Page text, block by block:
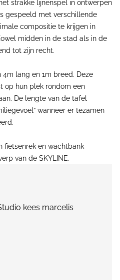
strakke lijnenspel in ontwerpen
gespeeld met verschillende
compositie te krijgen in
midden in de stad als in de
tot zijn recht.
4m lang en 1m breed. Deze
op hun plek rondom een
De lengte van de tafel
wanneer er tezamen
fietsenrek en wachtbank
van de SKYLINE.
kees marcelis